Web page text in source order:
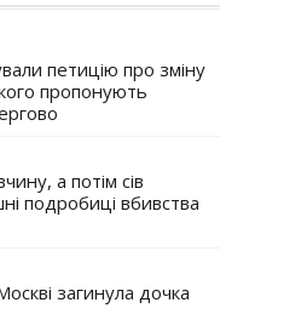
петицію про зміну
кого пропонують
а потім сів
подробиці вбивства
загинула дочка